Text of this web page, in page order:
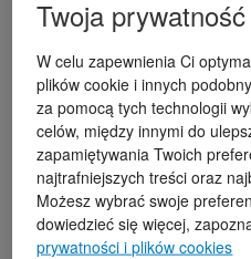
Twoja prywatność
W celu zapewnienia Ci
plików cookie i innych
za pomocą tych technologii
celów, między innymi do
zapamiętywania Twoich
najtrafniejszych treści oraz
Możesz wybrać swoje
dowiedzieć się więcej,
prywatności i plików cookies